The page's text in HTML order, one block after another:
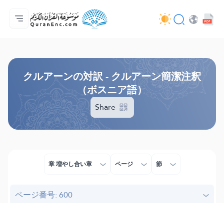
ホーム
対訳の目次
Audio
開発者向け提供サービス - API
事業内容
お問い合わせ
言語
クルアーンの対訳 - クルアーン簡潔注釈
（ボスニア語）
Share
章 増やし合い章 ページ 節
ページ番号: 600